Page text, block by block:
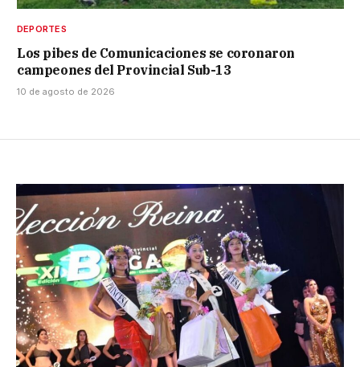
DEPORTES
Los pibes de Comunicaciones se coronaron
campeones del Provincial Sub-13
10 de agosto de 2026